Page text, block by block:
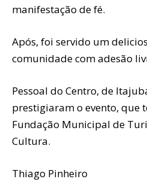
manifestação de fé.
Após, foi servido um
comunidade com adesão
Pessoal do Centro, de
prestigiaram o evento, que
Fundação Municipal de
Cultura.
Thiago Pinheiro